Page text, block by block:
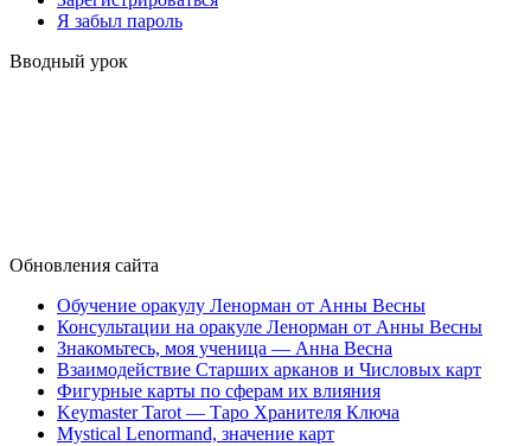
Я забыл пароль
Вводный урок
Обновления сайта
Обучение оракулу Ленорман от Анны Весны
Консультации на оракуле Ленорман от Анны Весны
Знакомьтесь, моя ученица — Анна Весна
Взаимодействие Старших арканов и Числовых карт
Фигурные карты по сферам их влияния
Keymaster Tarot — Таро Хранителя Ключа
Mystical Lenormand, значение карт